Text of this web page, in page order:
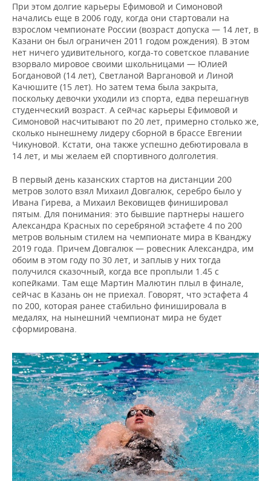
При этом долгие карьеры Ефимовой и Симоновой
начались еще в 2006 году, когда они стартовали на
взрослом чемпионате России (возраст допуска — 14 лет, в
Казани он был ограничен 2011 годом рождения). В этом
нет ничего удивительного, когда-то советское плавание
взорвало мировое своими школьницами — Юлией
Богдановой (14 лет), Светланой Варгановой и Линой
Качюшите (15 лет). Но затем тема была закрыта,
поскольку девочки уходили из спорта, едва перешагнув
студенческий возраст. А сейчас карьеры Ефимовой и
Симоновой насчитывают по 20 лет, примерно столько же,
сколько нынешнему лидеру сборной в брассе Евгении
Чикуновой. Кстати, она также успешно дебютировала в
14 лет, и мы желаем ей спортивного долголетия.
В первый день казанских стартов на дистанции 200
метров золото взял Михаил Довгалюк, серебро было у
Ивана Гирева, а Михаил Вековищев финишировал
пятым. Для понимания: это бывшие партнеры нашего
Александра Красных по серебряной эстафете 4 по 200
метров вольным стилем на чемпионате мира в Кванджу
2019 года. Причем Довгалюк — ровесник Александра, им
обоим в этом году по 30 лет, и заплыв у них тогда
получился сказочный, когда все проплыли 1.45 с
копейками. Там еще Мартин Малютин плыл в финале,
сейчас в Казань он не приехал. Говорят, что эстафета 4
по 200, которая ранее стабильно финишировала в
медалях, на нынешний чемпионат мира не будет
сформирована.